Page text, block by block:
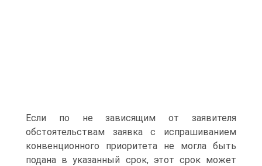
Если по не зависящим от заявителя
обстоятельствам заявка с испрашиванием
конвенционного приоритета не могла быть
подана в указанный срок, этот срок может